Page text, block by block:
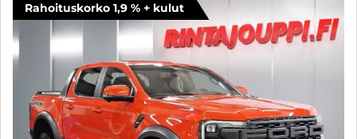
Rahoituskorko 1,9 % + kulut